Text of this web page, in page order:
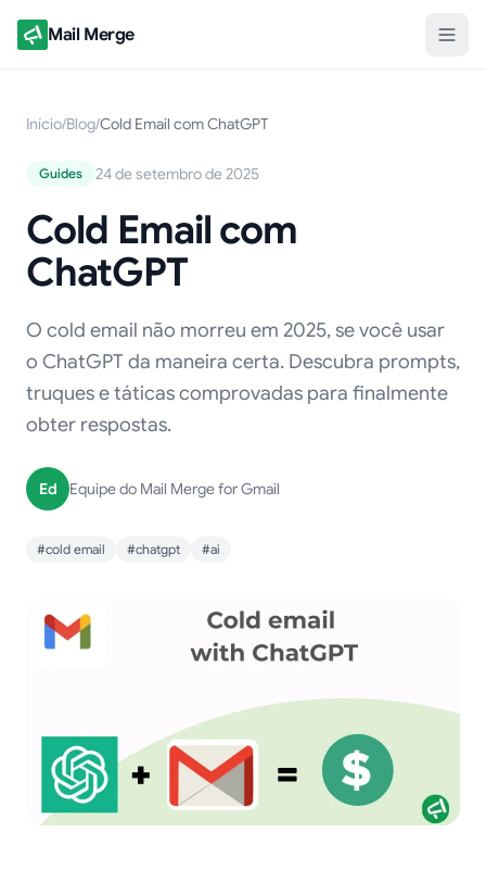
Mail Merge
Início/Blog/Cold Email com ChatGPT
Guides 24 de setembro de 2025
Cold Email com
ChatGPT
O cold email não morreu em 2025, se você usar
o ChatGPT da maneira certa. Descubra prompts,
truques e táticas comprovadas para finalmente
obter respostas.
Ed Equipe do Mail Merge for Gmail
#cold email #chatgpt #ai